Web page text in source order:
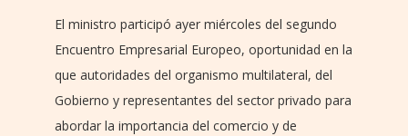
El ministro participó ayer miércoles del segundo
Encuentro Empresarial Europeo, oportunidad en la
que autoridades del organismo multilateral, del
Gobierno y representantes del sector privado para
abordar la importancia del comercio y de